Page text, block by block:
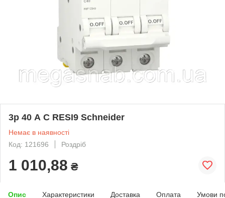
3р 40 А C RESI9 Schneider
Немає в наявності
Код: 121696
Роздріб
1 010,88 ₴
Опис Характеристики Доставка Оплата Умови